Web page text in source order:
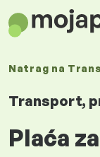
Natrag na
Transport,
Plaća